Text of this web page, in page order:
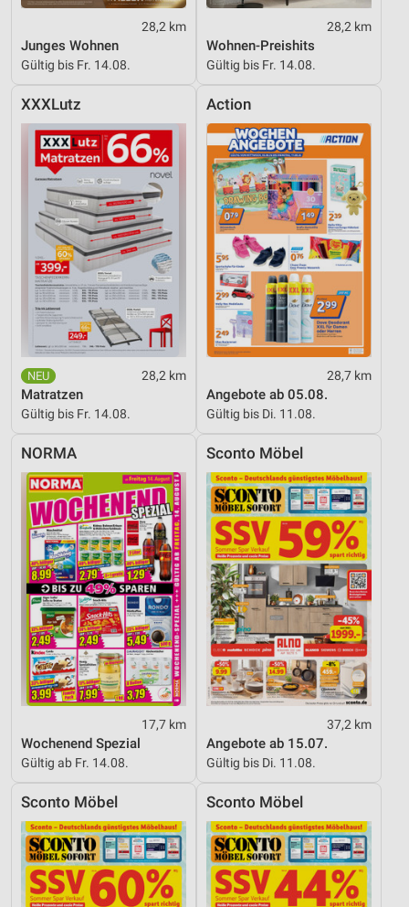
28,2 km
Junges Wohnen
Gültig bis Fr. 14.08.
28,2 km
Wohnen-Preishits
Gültig bis Fr. 14.08.
XXXLutz
28,2 km
Matratzen
Gültig bis Fr. 14.08.
Action
28,7 km
Angebote ab 05.08.
Gültig bis Di. 11.08.
NORMA
17,7 km
Wochenend Spezial
Gültig ab Fr. 14.08.
Sconto Möbel
37,2 km
Angebote ab 15.07.
Gültig bis Di. 11.08.
Sconto Möbel Sconto Möbel